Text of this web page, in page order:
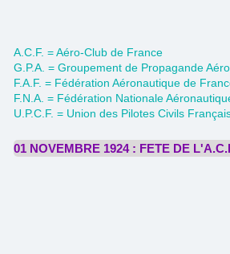
A.C.F. = Aéro-Club de France
G.P.A. = Groupement de Propagande
F.A.F. = Fédération Aéronautique de
F.N.A. = Fédération Nationale
U.P.C.F. = Union des Pilotes Civils
01 NOVEMBRE 1924 : FETE DE